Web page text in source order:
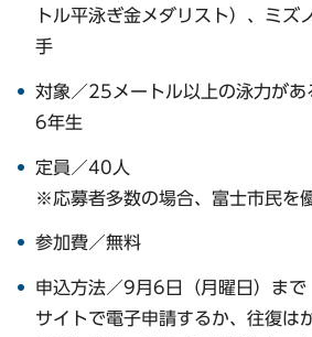
トル平泳ぎ金メダリスト）、ミズ
手
対象／25メートル以上の泳力が
6年生
定員／40人
※応募者多数の場合、富士市民を
参加費／無料
申込方法／9月6日（月曜日）まで
サイトで電子申請するか、往復は